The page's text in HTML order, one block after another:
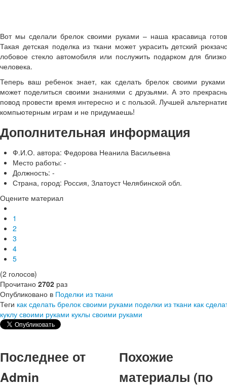
Вот мы сделали брелок своими руками – наша красавица
Такая детская поделка из ткани может украсить детский
лобовое стекло автомобиля или послужить подарком для
человека.
Теперь ваш ребенок знает, как сделать брелок своими
может поделиться своими знаниями с друзьями. А это
повод провести время интересно и с пользой. Лучшей
компьютерным играм и не придумаешь!
Дополнительная информация
Ф.И.О. автора: Федорова Неанила Васильевна
Место работы: -
Должность: -
Страна, город: Россия, Златоуст Челябинской обл.
Оцените материал
1
2
3
4
5
(2 голосов)
Прочитано 2702 раз
Опубликовано в Поделки из ткани
Теги как сделать брелок своими руками поделки из ткани как
куклу своими руками куклы своими руками
Последнее от
Admin
Похожие
материалы (по